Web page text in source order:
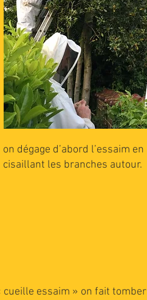
on dégage d’abord l’essaim en
cisaillant les branches autour.
cueille essaim » on fait tomber